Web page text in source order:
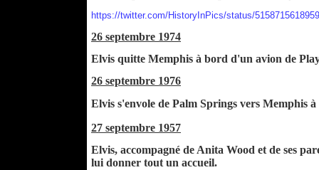
https://twitter.com/HistoryInPics/status/
26 septembre 1974
Elvis quitte Memphis à bord d'un avion de
26 septembre 1976
Elvis s'envole de Palm Springs vers
27 septembre 1957
Elvis, accompagné de Anita Wood et de ses
lui donner tout un accueil.